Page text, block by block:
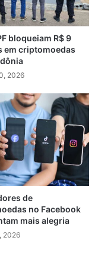
bloqueiam R$ 9
em criptomoedas
2026
de
no Facebook
mais alegria
2026